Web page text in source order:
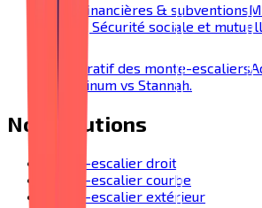
Aides financières & subventions
SoliHA, Sécurité sociale et
Comparatif des monte-escaliers
vs Platinum vs Stannah.
Nos solutions
Monte-escalier droit
Monte-escalier courbe
Monte-escalier extérieur